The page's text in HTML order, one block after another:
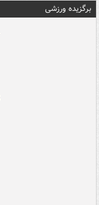
برگزیده ورزشی